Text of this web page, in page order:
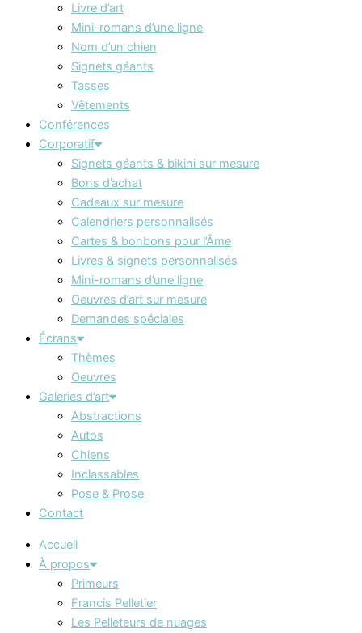
Livre d’art
Mini-romans d’une ligne
Nom d’un chien
Signets géants
Tasses
Vêtements
Conférences
Corporatif
Signets géants & bikini sur mesure
Bons d’achat
Cadeaux sur mesure
Calendriers personnalisés
Cartes & bonbons pour l’Âme
Livres & signets personnalisés
Mini-romans d’une ligne
Oeuvres d’art sur mesure
Demandes spéciales
Écrans
Thèmes
Oeuvres
Galeries d’art
Abstractions
Autos
Chiens
Inclassables
Pose & Prose
Contact
Accueil
À propos
Primeurs
Francis Pelletier
Les Pelleteurs de nuages